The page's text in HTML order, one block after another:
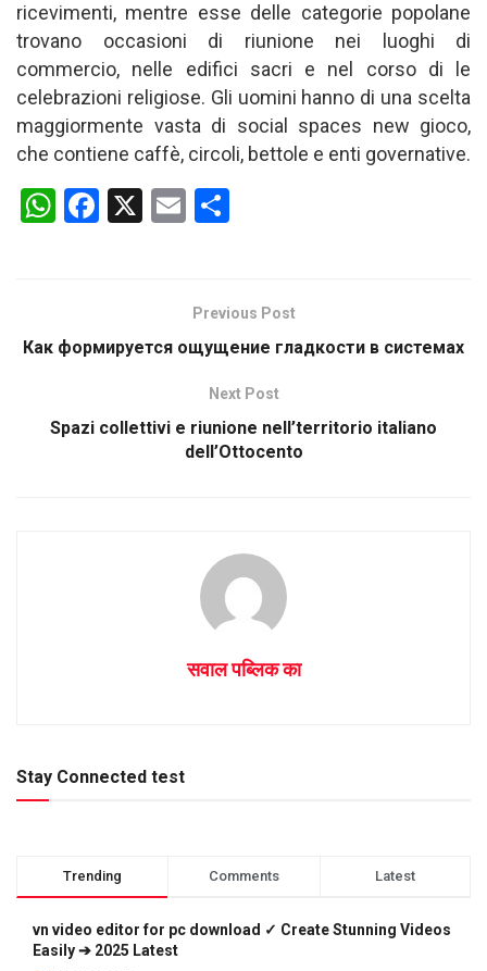
ricevimenti, mentre esse delle categorie popolane
trovano occasioni di riunione nei luoghi di
commercio, nelle edifici sacri e nel corso di le
celebrazioni religiose. Gli uomini hanno di una scelta
maggiormente vasta di social spaces new gioco,
che contiene caffè, circoli, bettole e enti governative.
W
A
p
F
o
k
X
E
e
Previous Post
Как формируется ощущение гладкости в системах
Next Post
Spazi collettivi e riunione nell’territorio italiano
dell’Ottocento
सवाल पब्लिक का
Stay Connected test
Trending Comments Latest
vn video editor for pc download ✓ Create Stunning Videos
Easily ➔ 2025 Latest